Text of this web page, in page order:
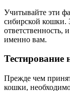
Учитывайте эти
сибирской кошки.
ответственность,
именно вам.
Тестирование
Прежде чем
кошки,